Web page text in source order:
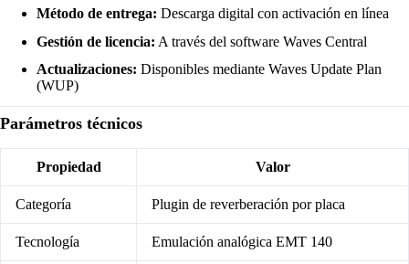
Método de entrega: Descarga digital con activación en línea
Gestión de licencia: A través del software Waves Central
Actualizaciones: Disponibles mediante Waves Update Plan
(WUP)
Parámetros técnicos
Propiedad Valor
Categoría Plugin de reverberación por placa
Tecnología Emulación analógica EMT 140